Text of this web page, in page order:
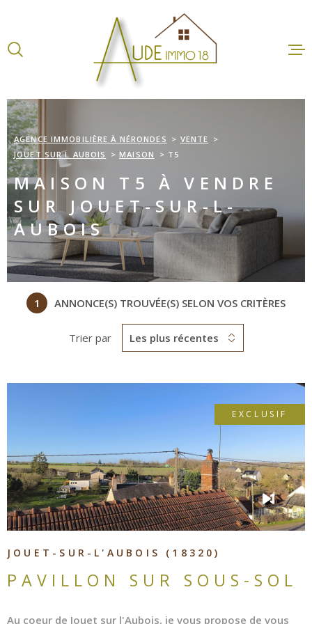
recherche
menu
principal
contenu
AGENCE
AGENCE IMMOBILIÈRE À NÉRONDES
VENTE
JOUET SUR L AUBOIS
MAISON T5
MAISON T5 À VENDRE
SUR JOUET-SUR-L-
AUBOIS
1 ANNONCE(S) TROUVÉE(S) SELON VOS CRITÈRES
Trier par Les plus récentes
JOUET-SUR-L'AUBOIS (18320)
PAVILLON SUR SOUS-SOL
Au coeur de Jouet sur l'Aubois, je vous propose de vous
EXCLUSIF
VOIR LE BIEN